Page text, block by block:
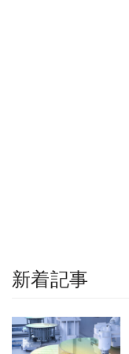
新着記事